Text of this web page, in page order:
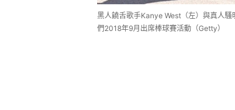
黑人饒舌歌手Kanye West（左）與真人
們2018年9月出席棒球賽活動（Getty）